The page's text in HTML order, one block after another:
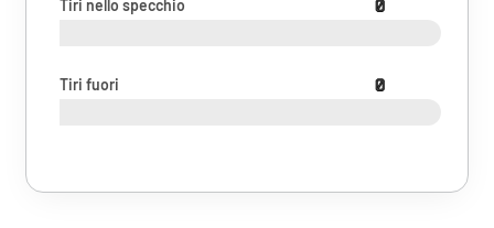
Tiri nello specchio 0
Tiri fuori 0